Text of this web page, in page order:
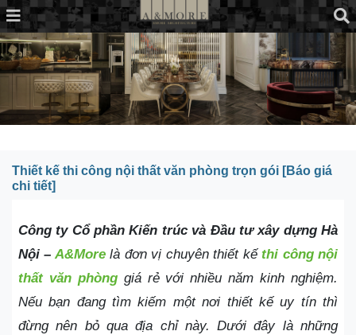
Thiết kế thi công nội thất văn phòng trọn gói [Báo giá
chi tiết]
Công ty Cổ phần Kiến trúc và Đầu tư xây dựng Hà
Nội – A&Morelà đơn vị chuyên thiết kếthi công nội
thất văn phònggiá rẻ với nhiều năm kinh nghiệm.
Nếu bạn đang tìm kiếm một nơi thiết kế uy tín thì
đừng nên bỏ qua địa chỉ này. Dưới đây là những